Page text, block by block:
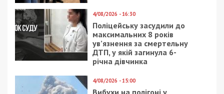
4/08/2026 - 16:30
Поліцейську засудили до
максимальних 8 років
ув’язнення за смертельну
ДТП, у якій загинула 6-
річна дівчинка
4/08/2026 - 15:00
Вибухи на полігоні у